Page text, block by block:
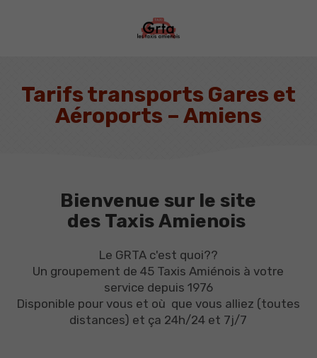
Tarifs transports Gares et
Aéroports – Amiens
Bienvenue sur le site
des Taxis Amienois
Le GRTA c'est quoi??
Un groupement de 45 Taxis Amiénois à votre
service depuis 1976
Disponible pour vous et où que vous alliez (toutes
distances) et ça 24h/24 et 7j/7